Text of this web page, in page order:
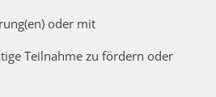
oder mit
Teilnahme zu fördern oder